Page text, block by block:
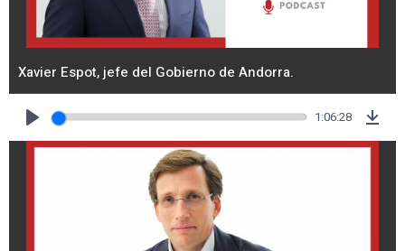
Xavier Espot, jefe del Gobierno de Andorra.
Play
1:06:28